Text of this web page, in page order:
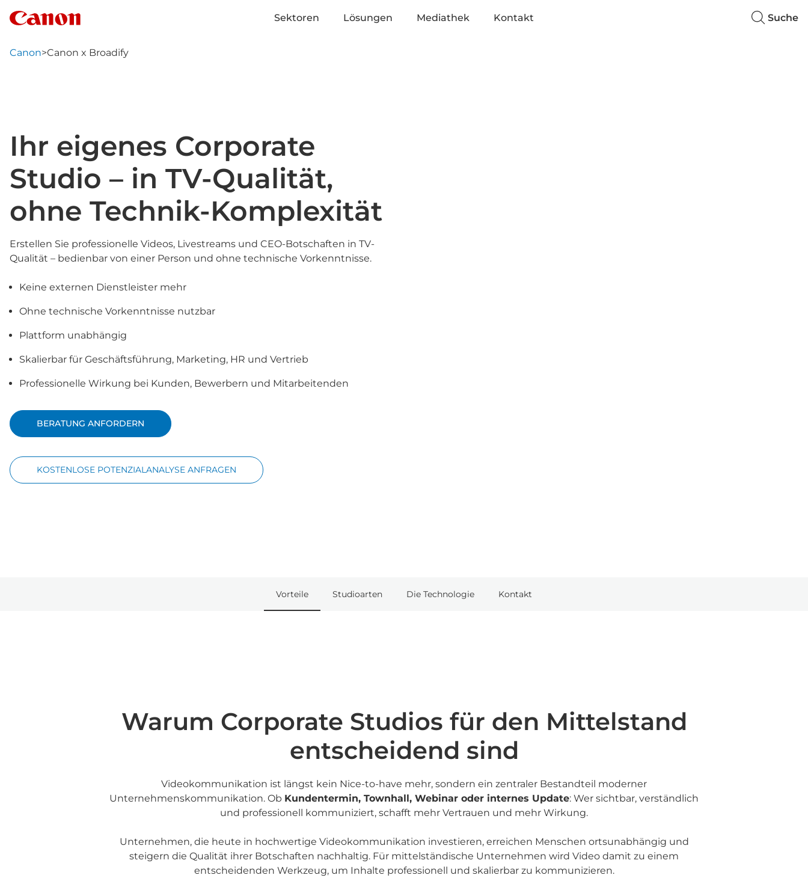
Sektoren Lösungen Mediathek Kontakt Suche
Canon>Canon x Broadify
Ihr eigenes Corporate
Studio – in TV-Qualität,
ohne Technik-Komplexität
Erstellen Sie professionelle Videos, Livestreams und CEO-Botschaften in TV-
Qualität – bedienbar von einer Person und ohne technische Vorkenntnisse.
Keine externen Dienstleister mehr
Ohne technische Vorkenntnisse nutzbar
Plattform unabhängig
Skalierbar für Geschäftsführung, Marketing, HR und Vertrieb
Professionelle Wirkung bei Kunden, Bewerbern und Mitarbeitenden
BERATUNG ANFORDERN
KOSTENLOSE POTENZIALANALYSE ANFRAGEN
Vorteile Studioarten Die Technologie Kontakt
Warum Corporate Studios für den Mittelstand
entscheidend sind
Videokommunikation ist längst kein Nice-to-have mehr, sondern ein zentraler Bestandteil moderner
Unternehmenskommunikation. Ob Kundentermin, Townhall, Webinar oder internes Update: Wer sichtbar, verständlich
und professionell kommuniziert, schafft mehr Vertrauen und mehr Wirkung.
Unternehmen, die heute in hochwertige Videokommunikation investieren, erreichen Menschen ortsunabhängig und
steigern die Qualität ihrer Botschaften nachhaltig. Für mittelständische Unternehmen wird Video damit zu einem
entscheidenden Werkzeug, um Inhalte professionell und skalierbar zu kommunizieren.